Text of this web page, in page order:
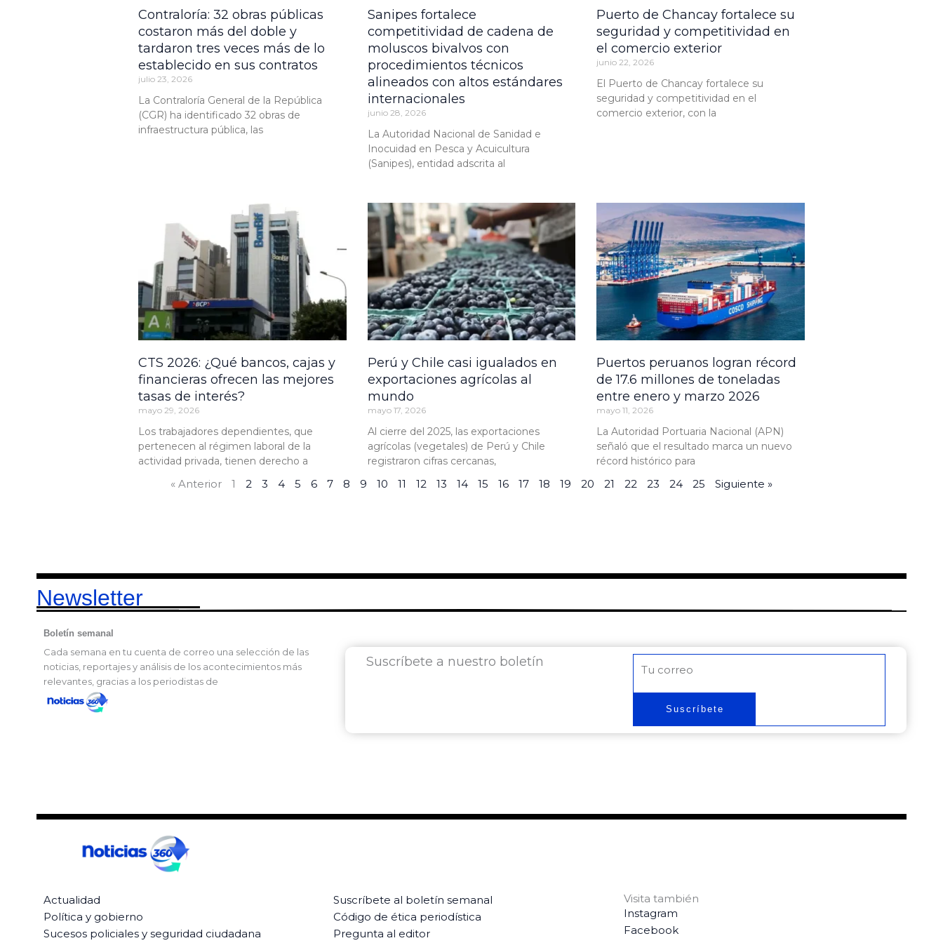
Contraloría: 32 obras públicas
costaron más del doble y
tardaron tres veces más de lo
establecido en sus contratos
julio 23, 2026
La Contraloría General de la República
(CGR) ha identificado 32 obras de
infraestructura pública, las
Sanipes fortalece
competitividad de cadena de
moluscos bivalvos con
procedimientos técnicos
alineados con altos estándares
internacionales
junio 28, 2026
La Autoridad Nacional de Sanidad e
Inocuidad en Pesca y Acuicultura
(Sanipes), entidad adscrita al
Puerto de Chancay fortalece su
seguridad y competitividad en
el comercio exterior
junio 22, 2026
El Puerto de Chancay fortalece su
seguridad y competitividad en el
comercio exterior, con la
CTS 2026: ¿Qué bancos, cajas y
financieras ofrecen las mejores
tasas de interés?
mayo 29, 2026
Los trabajadores dependientes, que
pertenecen al régimen laboral de la
actividad privada, tienen derecho a
Perú y Chile casi igualados en
exportaciones agrícolas al
mundo
mayo 17, 2026
Al cierre del 2025, las exportaciones
agrícolas (vegetales) de Perú y Chile
registraron cifras cercanas,
Puertos peruanos logran récord
de 17.6 millones de toneladas
entre enero y marzo 2026
mayo 11, 2026
La Autoridad Portuaria Nacional (APN)
señaló que el resultado marca un nuevo
récord histórico para
« Anterior 1 2 3 4 5 6 7 8 9 10 11 12 13 14 15 16 17 18 19 20 21 22 23 24 25 Siguiente »
Newsletter
Boletín semanal
Cada semana en tu cuenta de correo una selección de las
noticias, reportajes y análisis de los acontecimientos más
relevantes, gracias a los periodistas de
Suscríbete a nuestro boletín
Suscríbete
Actualidad
Política y gobierno
Sucesos policiales y seguridad ciudadana
Suscríbete al boletín semanal
Código de ética periodística
Pregunta al editor
Visita también
Instagram
Facebook